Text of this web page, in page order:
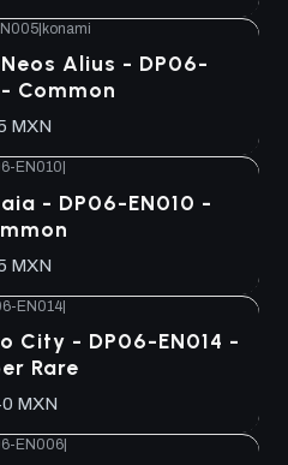
konami
Alius - DP06-
Common
MXN
EN010
- DP06-EN010 -
MXN
EN014|
City - DP06-EN014 -
Rare
MXN
EN006|